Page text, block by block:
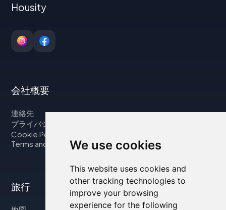
We use cookies
This website uses cookies and
other tracking technologies to
improve your browsing
experience for the following
Housity
会社概要
連絡先
プライバシーポリシー
Cookie Policy
Terms and Conditions
旅行